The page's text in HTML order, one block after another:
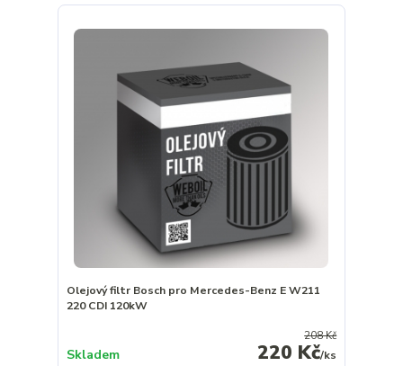
Olejový filtr Bosch pro Mercedes-Benz E W211
220 CDI 120kW
208 Kč
220 Kč/ks
Skladem